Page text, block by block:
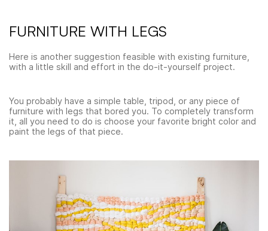
FURNITURE WITH LEGS
Here is another suggestion feasible with existing furniture,
with a little skill and effort in the do-it-yourself project.
You probably have a simple table, tripod, or any piece of
furniture with legs that bored you. To completely transform
it, all you need to do is choose your favorite bright color and
paint the legs of that piece.